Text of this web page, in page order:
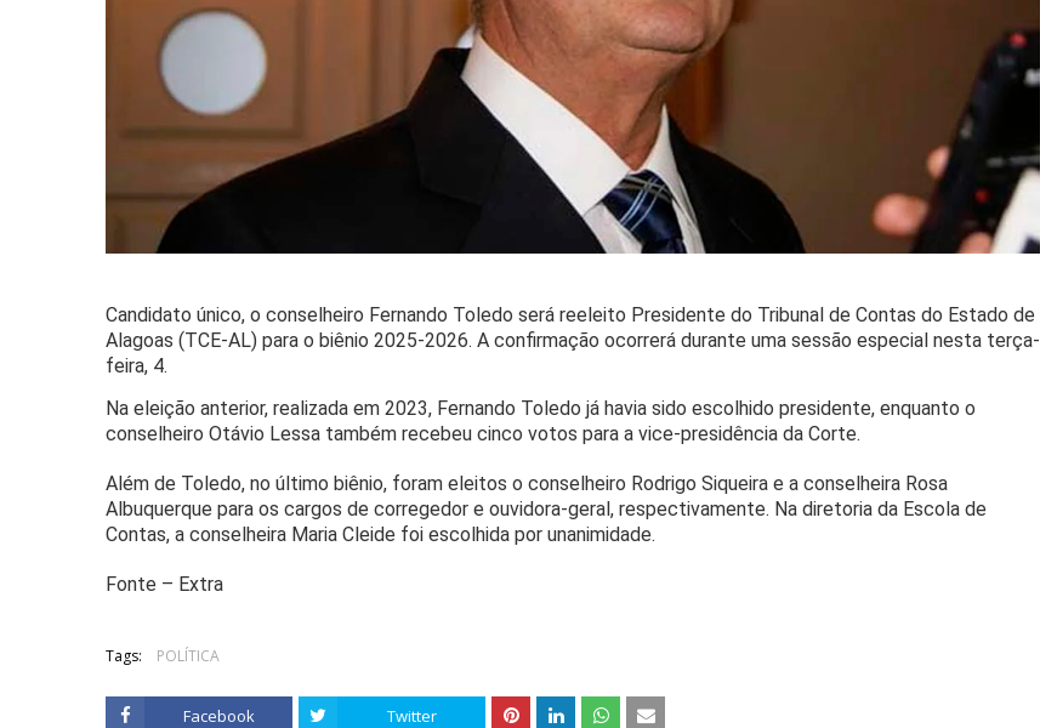
Candidato único, o conselheiro Fernando Toledo será reeleito Presidente do Tribunal de Contas do Estado de
Alagoas (TCE-AL) para o biênio 2025-2026. A confirmação ocorrerá durante uma sessão especial nesta terça-
feira, 4.
Na eleição anterior, realizada em 2023, Fernando Toledo já havia sido escolhido presidente, enquanto o
conselheiro Otávio Lessa também recebeu cinco votos para a vice-presidência da Corte.
Além de Toledo, no último biênio, foram eleitos o conselheiro Rodrigo Siqueira e a conselheira Rosa
Albuquerque para os cargos de corregedor e ouvidora-geral, respectivamente. Na diretoria da Escola de
Contas, a conselheira Maria Cleide foi escolhida por unanimidade.
Fonte – Extra
Tags: POLÍTICA
Facebook Twitter